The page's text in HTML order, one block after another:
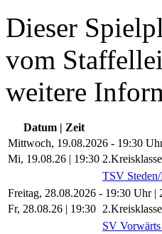
Dieser
vom
weitere
Datum | Zeit
Mittwoch, 19.08.2026 - 19:30
Mi, 19.08.26 | 19:30 2.Kreisklasse
TSV
Freitag, 28.08.2026 - 19:30 Uhr |
Fr, 28.08.26 | 19:30 2.Kreisklasse
SV